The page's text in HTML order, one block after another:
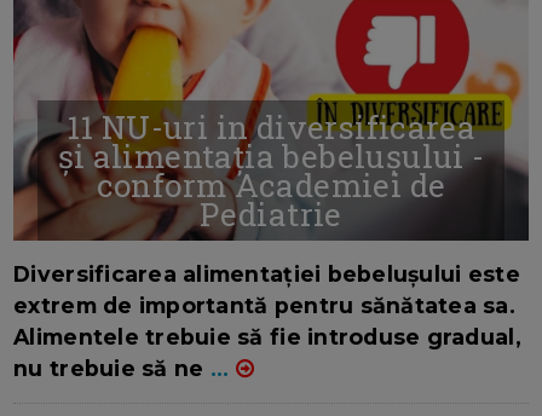
11 NU-uri in diversificarea
și alimentația bebelușului -
conform Academiei de
Pediatrie
Diversificarea alimentației bebelușului este
extrem de importantă pentru sănătatea sa.
Alimentele trebuie să fie introduse gradual,
nu trebuie să ne ...